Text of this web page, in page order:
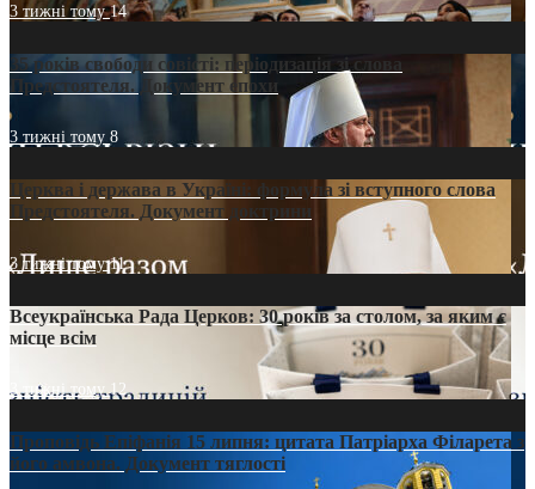
3 тижні тому14
35 років свободи совісті: періодизація зі слова
Предстоятеля. Документ епохи
3 тижні тому 8
Церква і держава в Україні: формула зі вступного слова
Предстоятеля. Документ доктрини
3 тижні тому11
Всеукраїнська Рада Церков: 30 років за столом, за яким є
місце всім
3 тижні тому12
Проповідь Епіфанія 15 липня: цитата Патріарха Філарета з
його амвона. Документ тяглості